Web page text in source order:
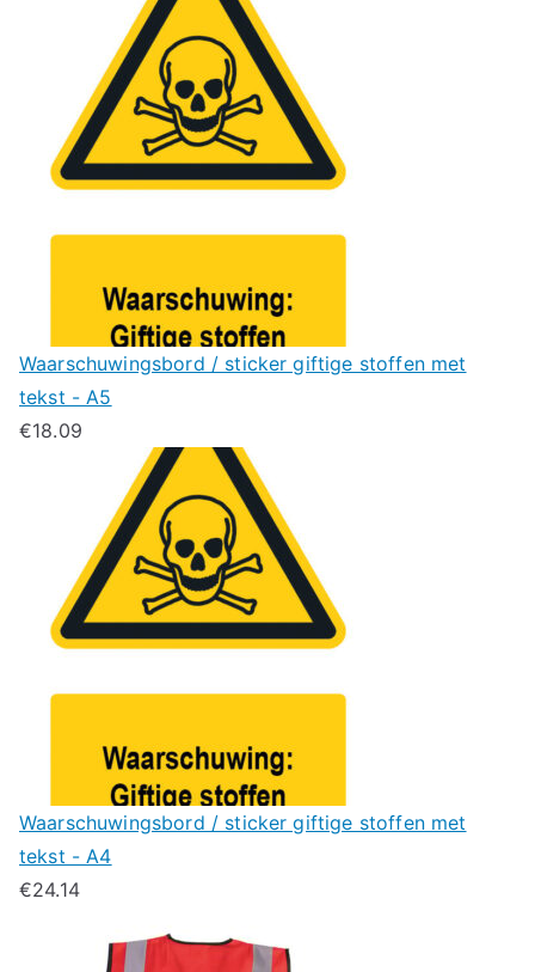
Waarschuwingsbord / sticker giftige stoffen met
tekst - A5
€18.09
Waarschuwingsbord / sticker giftige stoffen met
tekst - A4
€24.14